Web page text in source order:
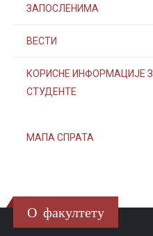
ЗАПОСЛЕНИМА
ВЕСТИ
КОРИСНЕ ИНФОРМАЦИЈЕ
СТУДЕНТЕ
МАПА СПРАТА
О факултету